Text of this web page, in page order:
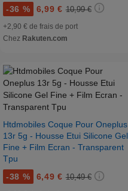
-36 % 6,99 € 10,99 €
+2,90 € de frais de port
Chez Rakuten.com
Htdmobiles Coque Pour Oneplus
13r 5g - Housse Etui Silicone Gel
Fine + Film Ecran - Transparent
Tpu
-38 % 6,49 € 10,49 €